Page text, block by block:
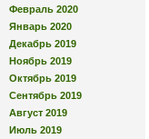
Февраль 2020
Январь 2020
Декабрь 2019
Ноябрь 2019
Октябрь 2019
Сентябрь 2019
Август 2019
Июль 2019